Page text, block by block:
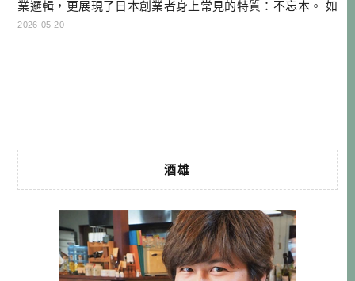
業邏輯，更展現了日本創業者身上常見的特質：不忘本。 如
果不是熟稔日本餐飲業界或對頂級熟成肉有深度研究的玩
2026-05-20
酒雄